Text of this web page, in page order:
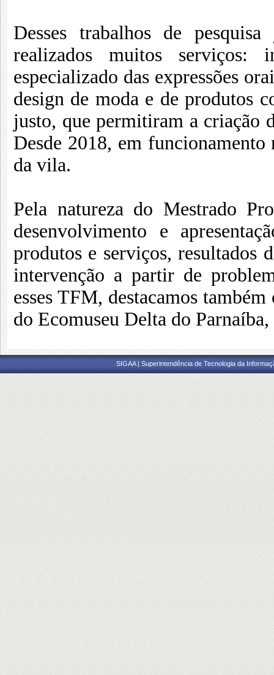
Desses trabalhos de
realizados muitos serviços:
especializado das expressões
design de moda e de produtos
justo, que permitiram a criação
Desde 2018, em
da vila.
Pela natureza do Mestrado
desenvolvimento e
produtos e serviços, resultados
intervenção a partir de
esses TFM, destacamos
do Ecomuseu Delta do
SIGAA | Superintendência de Tecnologia da